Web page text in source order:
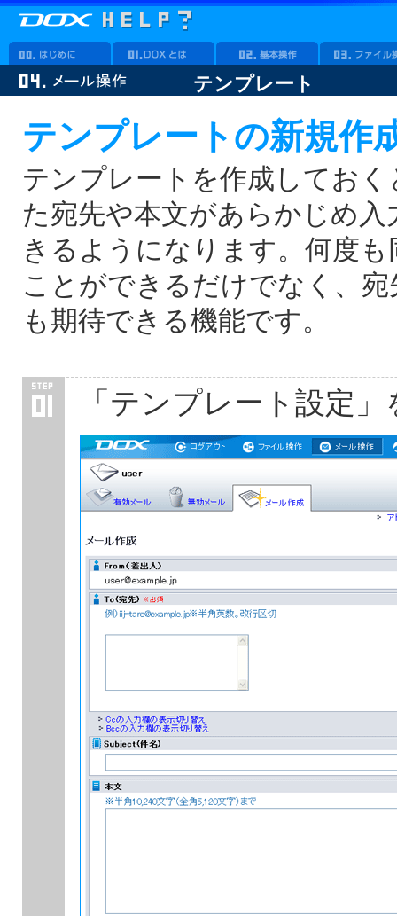
テンプレート
テンプレートの新規作
テンプレートを作成してお
た宛先や本文があらかじめ
きるようになります。何度
ことができるだけでなく、
も期待できる機能です。
「テンプレート設定